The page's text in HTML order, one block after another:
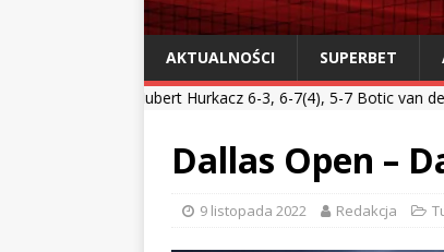
AKTUALNOŚCI SUPERBET
Hubert Hurkacz 6-3, 6-7(4), 5-7 Botic van de Zandschulp
Dallas Open –
9 listopada 2022 Redakcja